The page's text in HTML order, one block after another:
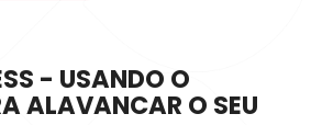
- USANDO O
ALAVANCAR O SEU